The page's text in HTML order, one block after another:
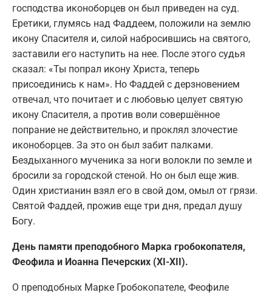
господства иконоборцев он был приведен на суд.
Еретики, глумясь над Фаддеем, положили на землю
икону Спасителя и, силой набросившись на святого,
заставили его наступить на нее. После этого судья
сказал: «Ты попрал икону Христа, теперь
присоединись к нам». Но Фаддей с дерзновением
отвечал, что почитает и с любовью целует святую
икону Спасителя, а против воли совершённое
попрание не действительно, и проклял злочестие
иконоборцев. За это он был забит палками.
Бездыханного мученика за ноги волокли по земле и
бросили за городской стеной. Но он был еще жив.
Один христианин взял его в свой дом, омыл от грязи.
Святой Фаддей, прожив еще три дня, предал душу
Богу.
День памяти преподобного Марка гробокопателя,
Феофила и Иоанна Печерских (XI-XII).
О преподобных Марке Гробокопателе, Феофиле